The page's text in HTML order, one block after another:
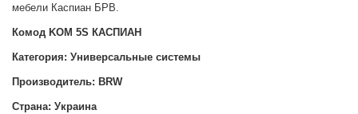
мебели Каспиан БРВ.
Комод KOM 5S КАСПИАН
Категория: Универсальные системы
Производитель: BRW
Страна: Украина